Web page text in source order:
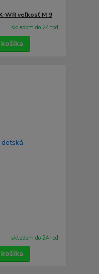
WR veľkosť M 9
skladom do 24hod.
skladom do 24hod.